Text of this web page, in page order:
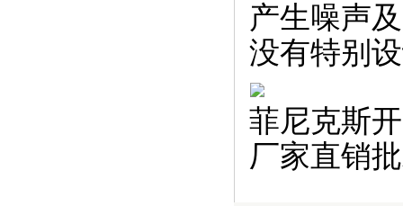
产生噪声
没有特别
菲尼克斯
厂家直销